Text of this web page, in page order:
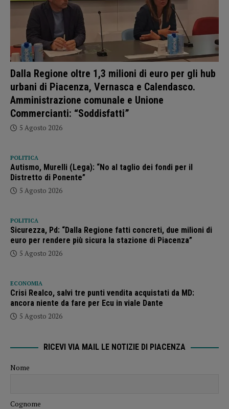
Dalla Regione oltre 1,3 milioni di euro per gli hub
urbani di Piacenza, Vernasca e Calendasco.
Amministrazione comunale e Unione
Commercianti: “Soddisfatti”
5 Agosto 2026
POLITICA
Autismo, Murelli (Lega): “No al taglio dei fondi per il
Distretto di Ponente”
5 Agosto 2026
POLITICA
Sicurezza, Pd: “Dalla Regione fatti concreti, due milioni di
euro per rendere più sicura la stazione di Piacenza”
5 Agosto 2026
ECONOMIA
Crisi Realco, salvi tre punti vendita acquistati da MD:
ancora niente da fare per Ecu in viale Dante
5 Agosto 2026
RICEVI VIA MAIL LE NOTIZIE DI PIACENZA
Nome
Cognome